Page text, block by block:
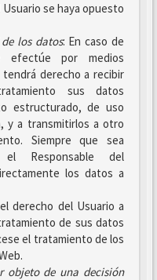
se haya opuesto
los datos: En caso de
por medios
derecho a recibir
sus datos
estructurado, de uso
y a transmitirlos a otro
Siempre que sea
el Responsable del
los datos a
derecho del Usuario a
de sus datos
el tratamiento de los
objeto de una decisión